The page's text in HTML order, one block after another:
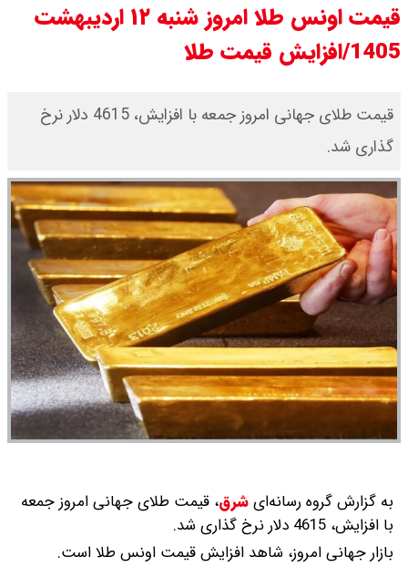
+ جدول
آغاز شد / خرید کوییک با پیش
شاخص بورس امروز شنبه ۱۷ مرداد
۱۴۰۵ / شاخص افزایشی شد + تحلیل
قیمت سکه امامی امروز شنبه ۱۷ مرداد
۱۴۰۵ اعلام شد/ صعود قیمت سکه
قیمت اونس طلا امروز شنبه ۱۲ اردیبهشت
1405/افزایش قیمت طلا
قیمت طلای جهانی امروز جمعه با افزایش، 4615 دلار نرخ
گذاری شد.
به گزارش گروه رسانه‌ایشرق، قیمت طلای جهانی امروز جمعه
با افزایش، 4615 دلار نرخ گذاری شد.
بازار جهانی امروز، شاهد افزایش قیمت‌‌‌‌ اونس طلا است.